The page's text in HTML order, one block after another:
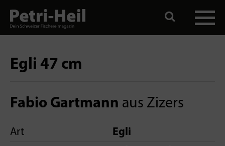
Egli 47 cm
Fabio Gartmann aus Zizers
Art
Egli